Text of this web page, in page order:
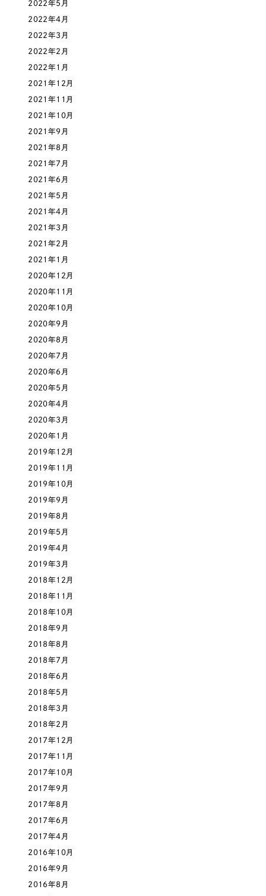
オレンジ・橙色
イエロー・黄色
グリーン・緑色
ブルー・青色
パープル・紫色
ピンク・桃色
カラフル・多色
その他
さらに条件を追加する
2022年5月
2022年4月
2022年3月
2022年2月
2022年1月
2021年12月
2021年11月
2021年10月
2021年9月
2021年8月
2021年7月
2021年6月
2021年5月
2021年4月
2021年3月
2021年2月
2021年1月
2020年12月
2020年11月
2020年10月
2020年9月
2020年8月
2020年7月
2020年6月
2020年5月
2020年4月
2020年3月
2020年1月
2019年12月
2019年11月
2019年10月
2019年9月
2019年8月
2019年5月
2019年4月
2019年3月
2018年12月
2018年11月
2018年10月
2018年9月
2018年8月
2018年7月
2018年6月
2018年5月
2018年3月
2018年2月
2017年12月
2017年11月
2017年10月
2017年9月
2017年8月
2017年6月
2017年4月
2016年10月
2016年9月
2016年8月